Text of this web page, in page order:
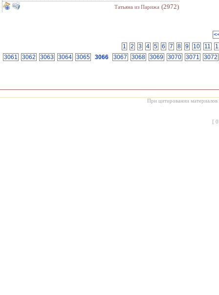
Татьяна из Парижа (2972)
1
2 3 4 5 6 7 8 9 10 11
3061
3062 3063 3064 3065 3066 3067 3068 3069 3070 3071 3072
При цитировании материалов
[